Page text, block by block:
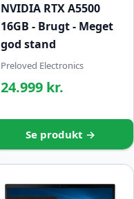
NVIDIA RTX A5500
16GB - Brugt - Meget
god stand
Preloved Electronics
24.999 kr.
Se produkt →